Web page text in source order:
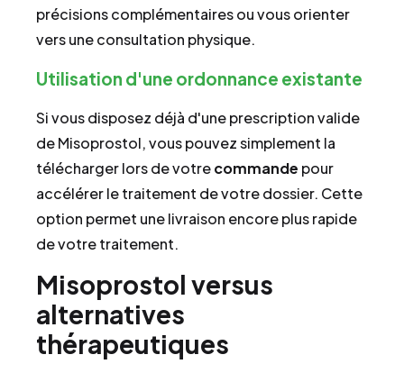
précisions complémentaires ou vous orienter
vers une consultation physique.
Utilisation d'une ordonnance existante
Si vous disposez déjà d'une prescription valide
de Misoprostol, vous pouvez simplement la
télécharger lors de votrecommande pour
accélérer le traitement de votre dossier. Cette
option permet une livraison encore plus rapide
de votre traitement.
Misoprostol versus
alternatives
thérapeutiques